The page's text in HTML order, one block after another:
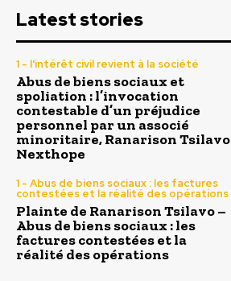
Latest stories
1 - l'intérêt civil revient à la société
Abus de biens sociaux et
spoliation : l’invocation
contestable d’un préjudice
personnel par un associé
minoritaire, Ranarison Tsilavo
Nexthope
1 - Abus de biens sociaux : les factures
contestées et la réalité des opérations
Plainte de Ranarison Tsilavo –
Abus de biens sociaux : les
factures contestées et la
réalité des opérations